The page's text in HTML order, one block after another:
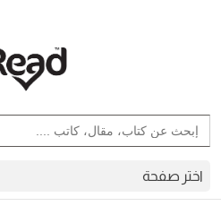
Search
for:
Search Button
اختر صفحة